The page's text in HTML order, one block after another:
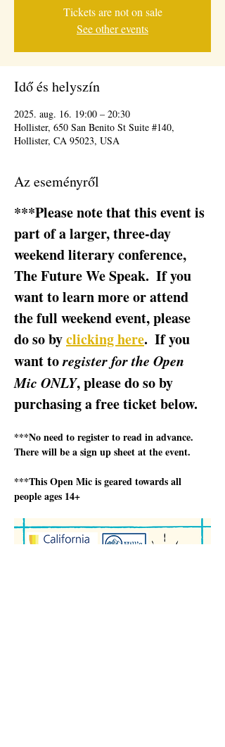
Tickets are not on sale
See other events
Idő és helyszín
2025. aug. 16. 19:00 – 20:30
Hollister, 650 San Benito St Suite #140,
Hollister, CA 95023, USA
Az eseményről
***Please note that this event is
part of a larger, three-day
weekend literary conference,
The Future We Speak.  If you
want to learn more or attend
the full weekend event, please
do so by clicking here.  If you
want to register for the Open
Mic ONLY, please do so by
purchasing a free ticket below.
***No need to register to read in advance.
There will be a sign up sheet at the event.
***This Open Mic is geared towards all
people ages 14+